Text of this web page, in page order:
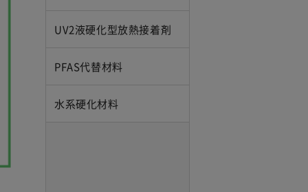
UV2液硬化型放熱接着剤
PFAS代替材料
水系硬化材料